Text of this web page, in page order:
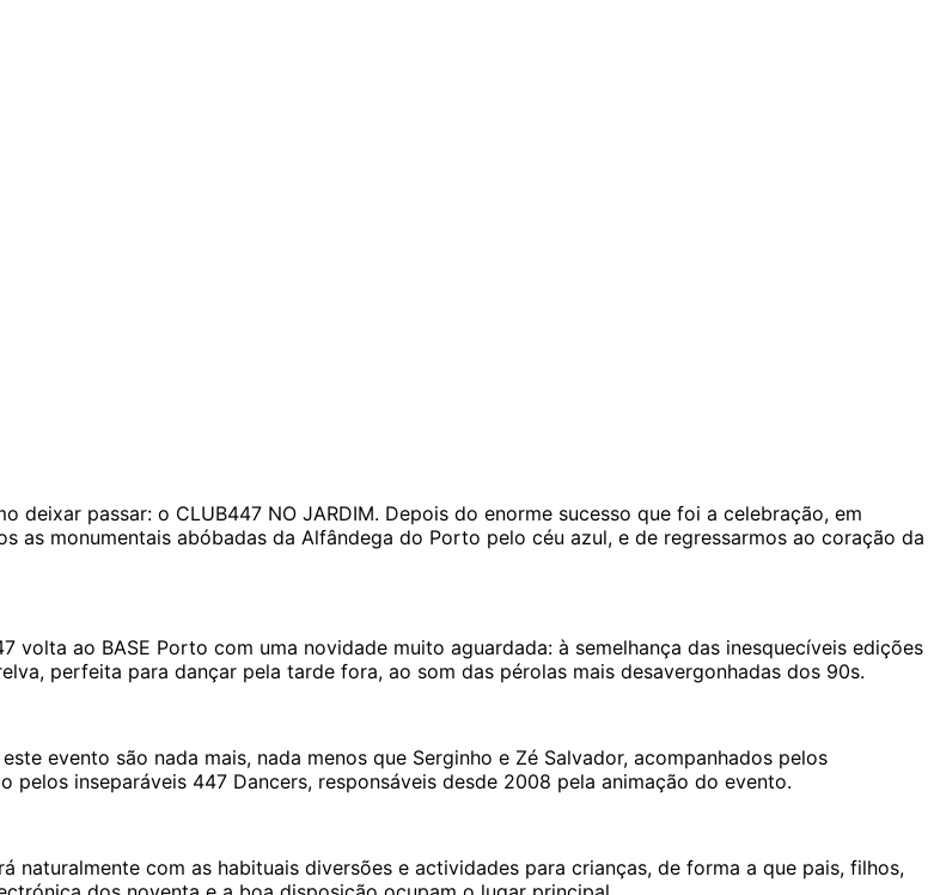
passar: o CLUB447 NO JARDIM. Depois do enorme sucesso que foi a celebração, em
as monumentais abóbadas da Alfândega do Porto pelo céu azul, e de regressarmos ao coração da
ao BASE Porto com uma novidade muito aguardada: à semelhança das inesquecíveis edições
perfeita para dançar pela tarde fora, ao som das pérolas mais desavergonhadas dos 90s.
evento são nada mais, nada menos que Serginho e Zé Salvador, acompanhados pelos
pelos inseparáveis 447 Dancers, responsáveis desde 2008 pela animação do evento.
naturalmente com as habituais diversões e actividades para crianças, de forma a que pais, filhos,